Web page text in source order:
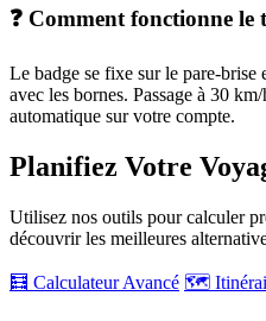
❓ Comment fonctionne le
Le badge se fixe sur le pare-
avec les bornes. Passage à 30
automatique sur votre compte.
Planifiez Votre
Utilisez nos outils pour calculer
découvrir les meilleures
🧮 Calculateur Avancé 🗺️